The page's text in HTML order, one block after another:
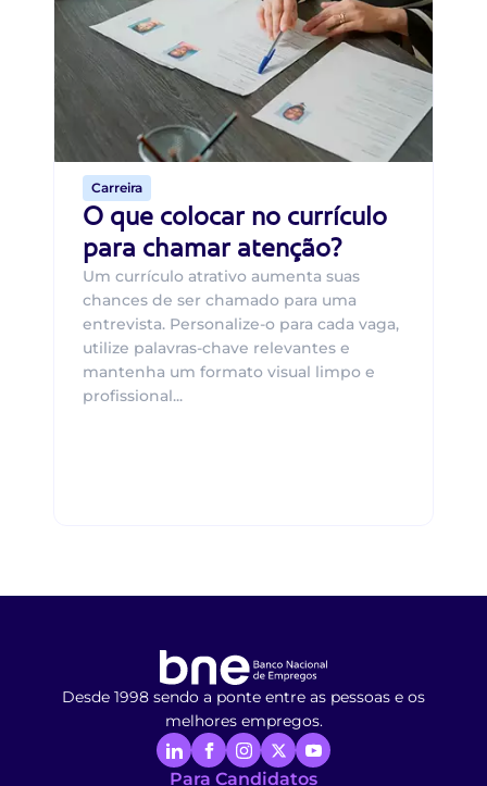
Carreira
O que colocar no currículo
para chamar atenção?
Um currículo atrativo aumenta suas
chances de ser chamado para uma
entrevista. Personalize-o para cada vaga,
utilize palavras-chave relevantes e
mantenha um formato visual limpo e
profissional...
Desde 1998 sendo a ponte entre as pessoas e os
melhores empregos.
Para Candidatos